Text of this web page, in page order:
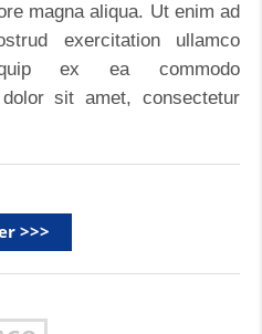
magna aliqua. Ut enim ad
exercitation ullamco
ex ea commodo
sit amet, consectetur
>>>